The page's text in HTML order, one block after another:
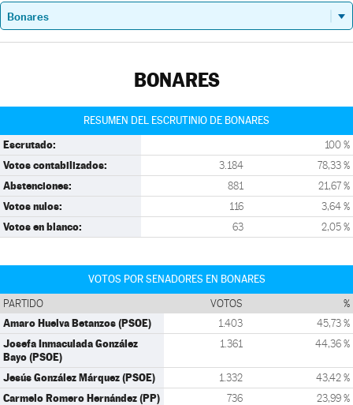
BONARES
RESUMEN DEL ESCRUTINIO DE BONARES
Escrutado: 100 %
Votos contabilizados: 3.184 78,33 %
Abstenciones: 881 21,67 %
Votos nulos: 116 3,64 %
Votos en blanco: 63 2,05 %
VOTOS POR SENADORES EN BONARES
PARTIDO VOTOS %
Amaro Huelva Betanzos (PSOE) 1.403 45,73 %
Josefa Inmaculada González
Bayo (PSOE)
1.361 44,36 %
Jesús González Márquez (PSOE) 1.332 43,42 %
Carmelo Romero Hernández (PP) 736 23,99 %